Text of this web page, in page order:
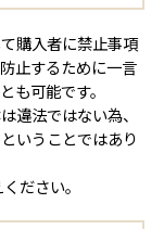
購入者に禁止事項
止するために一言
も可能です。
違法ではない為、
いうことではあり
ださい。